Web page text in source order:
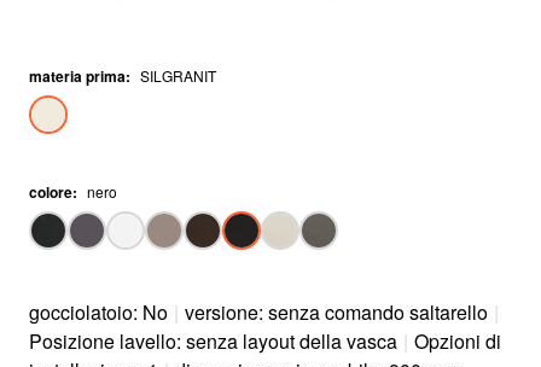
materia prima: SILGRANIT
colore: nero
gocciolatoio: No | versione: senza comando saltarello |
Posizione lavello: senza layout della vasca | Opzioni di